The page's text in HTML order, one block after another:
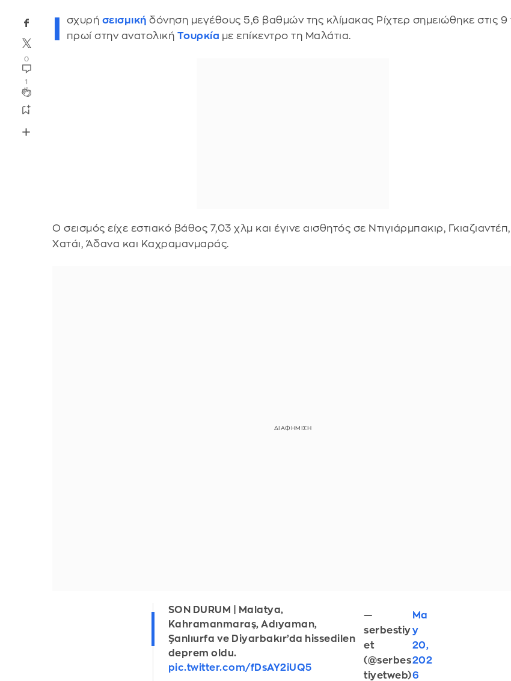
0
1
σχυρή σεισμικήδόνηση μεγέθους 5,6 βαθμών της κλίμακας Ρίχτερ σημειώθηκε στις 9
πρωί στην ανατολική Τουρκία με επίκεντρο τη Μαλάτια.
Ο σεισμός είχε εστιακό βάθος 7,03 χλμ και έγινε αισθητός σε Ντιγιάρμπακιρ, Γκιαζιαντέπ,
Χατάι, Άδανα και Καχραμανμαράς.
SON DURUM | Malatya,
Kahramanmaraş, Adıyaman,
Şanlıurfa ve Diyarbakır’da hissedilen
deprem oldu.
pic.twitter.com/fDsAY2iUQ5
—
serbestiy
et
(@serbes
tiyetweb)
Ma
y
20,
202
6